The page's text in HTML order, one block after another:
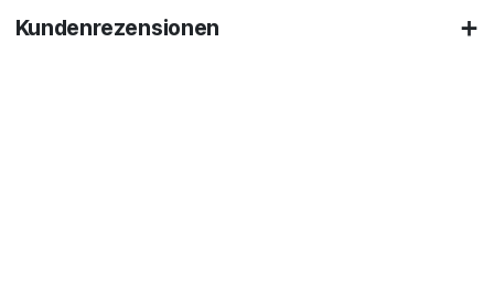
Kundenrezensionen